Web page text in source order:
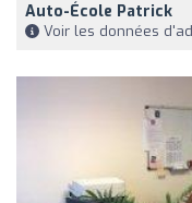
Auto-École Patrick
Voir les données